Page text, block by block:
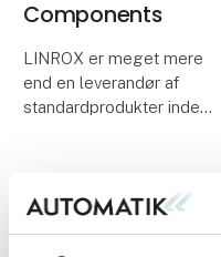
Components
LINROX er meget mere
end en leverandør af
standardprodukter inden
erfaring i industrien har vi